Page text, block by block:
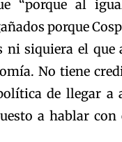
“porque al
porque
ni siquiera el
No tiene
de llegar a
a hablar con